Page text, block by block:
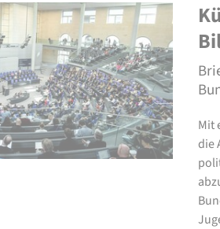
Mit
die